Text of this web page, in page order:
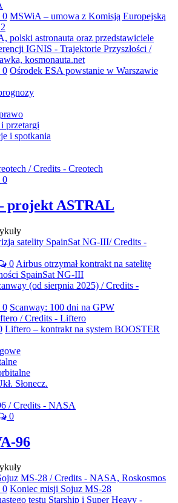
0 MSWiA – umowa z Komisją Europejską
0 Ośrodek ESA powstanie w Warszawie
przetargi
i spotkania
0
projekt ASTRAL
0 Airbus otrzymał kontrakt na satelitę
SpainSat NG-III
0 Scanway: 100 dni na GPW
Liftero – kontrakt na system BOOSTER
Słonecz.
0
96
0 Koniec misji Sojuz MS-28